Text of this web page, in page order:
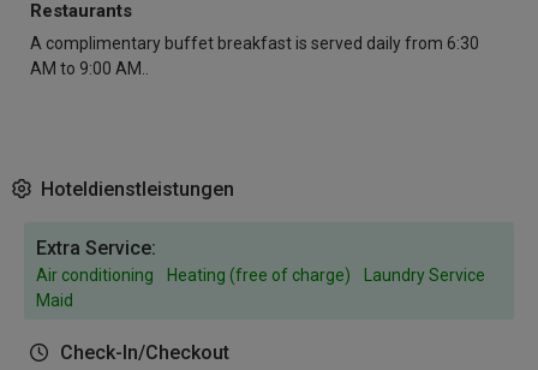
Restaurants
A complimentary buffet breakfast is served daily from 6:30
AM to 9:00 AM..
Hoteldienstleistungen
Extra Service:
Air conditioning Heating (free of charge)
Laundry Service
Maid
Check-In/Checkout